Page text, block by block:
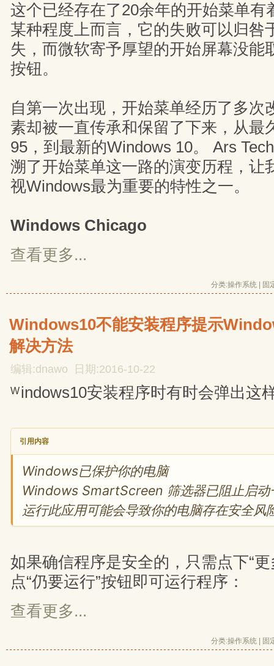
这个已经存在了20余年的开始菜单有
某种程度上而言，它的失败可以归咎
失，而微软寄予厚望的开始屏幕没能
按钮。
自第一次出现，开始菜单经历了多次
素却被一直传承和保留了下来，从最
95，到最新的Windows 10。 Ars
溯了开始菜单这一路的演变历程，让
视Windows最为重要的特性之一。
Windows Chicago
查看更多...
分类:操作系统 固
Windows10不能安装程序提示
解决方法
编辑:dnawo 日期:2016-10-22
W indows10安装程序时有时会弹出这
引用内容
Windows已保护你的电脑
Windows SmartScreen 筛选器已阻止启动
运行此应用可能会导致你的电脑存在安全风
如果确信程序是安全的，只需点下“
点“仍要运行”按钮即可运行程序：
查看更多...
分类:操作系统 固